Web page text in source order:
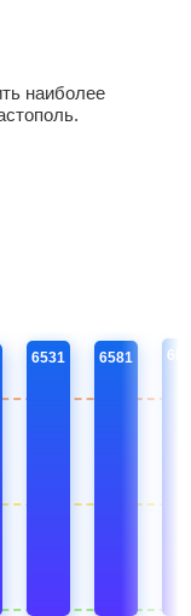
наиболее
6531 6581